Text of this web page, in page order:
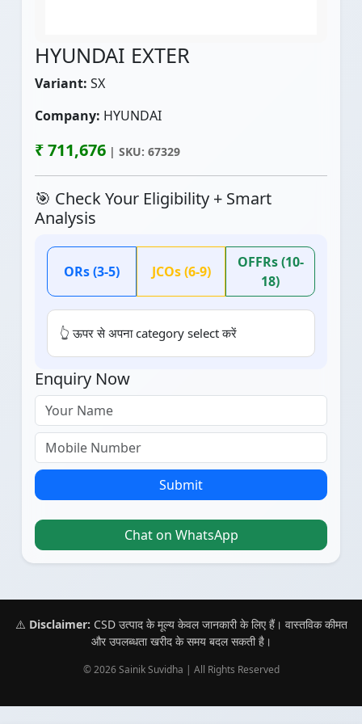
HYUNDAI EXTER
Variant: SX
Company: HYUNDAI
₹ 711,676 | SKU: 67329
🎯 Check Your Eligibility + Smart
Analysis
ORs (3-5) JCOs (6-9)
OFFRs (10-
18)
👆 ऊपर से अपना category select करें
Enquiry Now
Submit
Chat on WhatsApp
⚠️ Disclaimer: CSD उत्पाद के मूल्य केवल जानकारी के लिए हैं। वास्तविक कीमत
और उपलब्धता खरीद के समय बदल सकती है।
© 2026 Sainik Suvidha | All Rights Reserved